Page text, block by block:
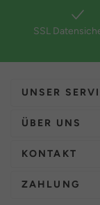
SSL
UNSER
ÜBER UNS
KONTAKT
ZAHLUNG